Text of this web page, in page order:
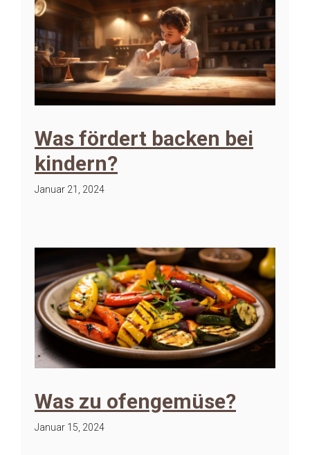
Was fördert backen bei
kindern?
Januar 21, 2024
Was zu ofengemüse?
Januar 15, 2024